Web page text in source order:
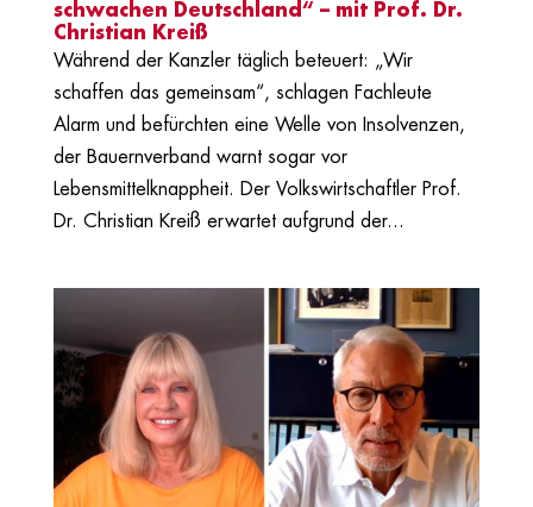
schwachen Deutschland“ – mit Prof. Dr.
Christian Kreiß
Während der Kanzler täglich beteuert: „Wir
schaffen das gemeinsam“, schlagen Fachleute
Alarm und befürchten eine Welle von Insolvenzen,
der Bauernverband warnt sogar vor
Lebensmittelknappheit. Der Volkswirtschaftler Prof.
Dr. Christian Kreiß erwartet aufgrund der...